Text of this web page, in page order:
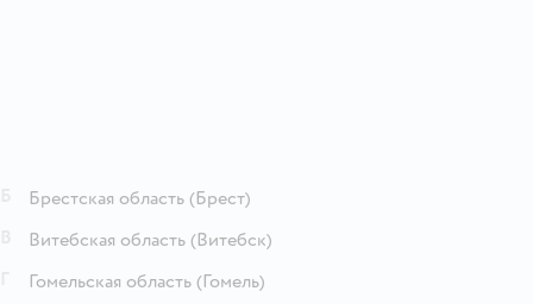
Брестская область (Брест)
Витебская область (Витебск)
Гомельская область (Гомель)